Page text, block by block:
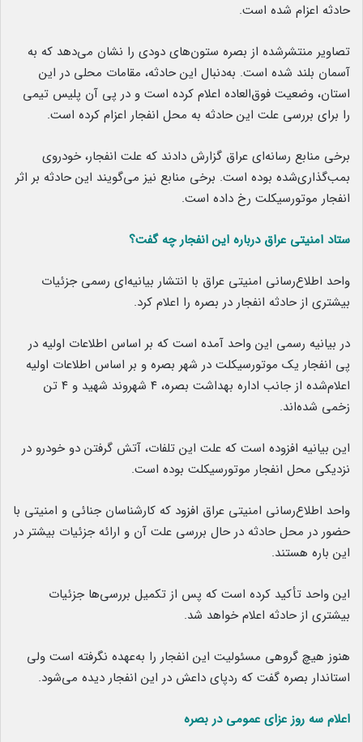
حادثه اعزام شده است.
تصاویر منتشرشده از بصره ستون‌های دودی را نشان می‌دهد که به
آسمان بلند شده است. به‌دنبال این حادثه، مقامات محلی در این
استان، وضعیت فوق‌العاده اعلام کرده‌ است و در پی آن پلیس تیمی
را برای بررسی علت این حادثه به محل انفجار اعزام کرده است.
برخی منابع رسانه‌‌ای عراق گزارش دادند که علت انفجار، خودروی
بمب‌گذاری‌شده بوده است. برخی منابع نیز می‌گویند این حادثه بر اثر
انفجار موتورسیکلت رخ داده است.
ستاد امنیتی عراق درباره این انفجار چه گفت؟
واحد اطلاع‌رسانی امنیتی عراق با انتشار بیانیه‌ای رسمی جزئیات
بیشتری از حادثه انفجار در بصره را اعلام کرد.
در بیانیه رسمی این واحد آمده است که بر اساس اطلاعات اولیه در
پی انفجار یک موتورسیکلت در شهر بصره و بر اساس اطلاعات اولیه
اعلام‌شده از جانب اداره بهداشت بصره، ۴ شهروند شهید و ۴ تن
زخمی شده‌اند.
این بیانیه افزوده است که علت این تلفات، آتش گرفتن دو خودرو در
نزدیکی محل انفجار موتورسیکلت بوده است.
واحد اطلاع‌رسانی امنیتی عراق افزود که کارشناسان جنائی و امنیتی با
حضور در محل حادثه در حال بررسی علت آن و ارائه جزئیات بیشتر در
این باره هستند.
این واحد تأکید کرده است که پس از تکمیل بررسی‌ها جزئیات
بیشتری از حادثه اعلام خواهد شد.
هنوز هیچ گروهی مسئولیت این انفجار را به‌عهده نگرفته است ولی
استاندار بصره گفت که ردپای داعش در این انفجار دیده می‌شود.
اعلام سه روز عزای عمومی در بصره